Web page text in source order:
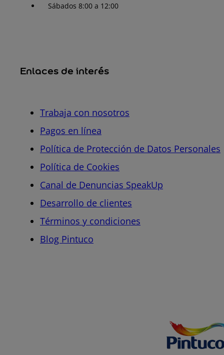
Sábados 8:00 a 12:00
Enlaces de interés
Trabaja con nosotros
Pagos en línea
Política de Protección de Datos Personales
Política de Cookies
Canal de Denuncias SpeakUp
Desarrollo de clientes
Términos y condiciones
Blog Pintuco